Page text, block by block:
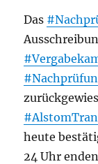
Das
heute
24 Uhr